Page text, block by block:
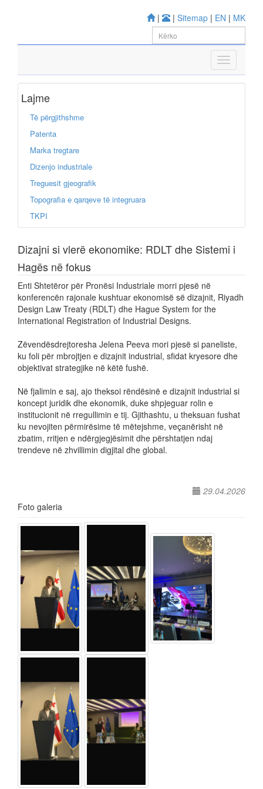
| | Sitemap | EN | MK
Lajme
Të përgjithshme
Patenta
Marka tregtare
Dizenjo industriale
Treguesit gjeografik
Topografia e qarqeve të integruara
TKPI
Dizajni si vlerë ekonomike: RDLT dhe Sistemi i
Hagës në fokus
Enti Shtetëror për Pronësi Industriale morri pjesë në
konferencën rajonale kushtuar ekonomisë së dizajnit, Riyadh
Design Law Treaty (RDLT) dhe Hague System for the
International Registration of Industrial Designs.
Zëvendësdrejtoresha Jelena Peeva mori pjesë si paneliste,
ku foli për mbrojtjen e dizajnit industrial, sfidat kryesore dhe
objektivat strategjike në këtë fushë.
Në fjalimin e saj, ajo theksoi rëndësinë e dizajnit industrial si
koncept juridik dhe ekonomik, duke shpjeguar rolin e
institucionit në rregullimin e tij. Gjithashtu, u theksuan fushat
ku nevojiten përmirësime të mëtejshme, veçanërisht në
zbatim, rritjen e ndërgjegjësimit dhe përshtatjen ndaj
trendeve në zhvillimin digjital dhe global.
29.04.2026
Foto galeria